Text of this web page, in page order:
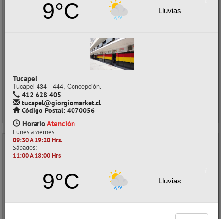
9°C Lluvias
Tucapel
Tucapel 434 - 444, Concepción.
412 628 405
tucapel@giorgiomarket.cl
Código Postal: 4070056
HorarioAtención
Lunes a viernes:
09:30 A 19:20 Hrs.
Sábados:
11:00 A 18:00 Hrs
9°C Lluvias
Despacho a domicilio (Stock: 6)
Retiro en tienda (Stock: 2)
$36.350con IVA
Precios al por mayor
Precio normal: $ 40.388
Ahorro:
$ 4.038
Comprar / Cotizar